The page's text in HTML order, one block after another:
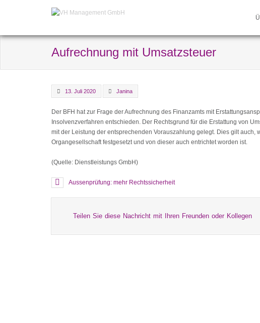
Aufrechnung mit Umsatzsteuer
13. Juli 2020 Janina
Der BFH hat zur Frage der Aufrechnung des Finanzamts mit
Insolvenzverfahren entschieden. Der Rechtsgrund für die Erstattung von
mit der Leistung der entsprechenden Vorauszahlung gelegt. Dies gilt
Organgesellschaft festgesetzt und von dieser auch entrichtet worden ist.
(Quelle: Dienstleistungs GmbH)
Aussenprüfung: mehr Rechtssicherheit
Teilen Sie diese Nachricht mit Ihren Freunden oder Kollegen